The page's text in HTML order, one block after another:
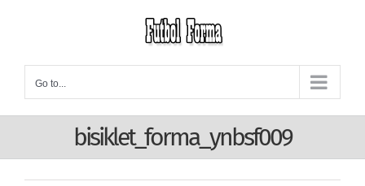
content
Go to...
bisiklet_forma_ynbsf009